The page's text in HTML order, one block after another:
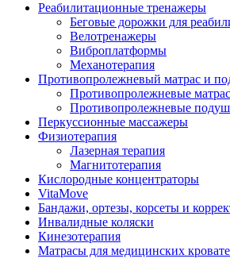
Реабилитационные тренажеры
Беговые дорожки для
Велотренажеры
Виброплатформы
Механотерапия
Противопролежневый матрас и
Противопролежневые
Противопролежневые
Перкуссионные массажеры
Физиотерапия
Лазерная терапия
Магнитотерапия
Кислородные концентраторы
VitaMove
Бандажи, ортезы, корсеты и
Инвалидные коляски
Кинезотерапия
Матрасы для медицинских